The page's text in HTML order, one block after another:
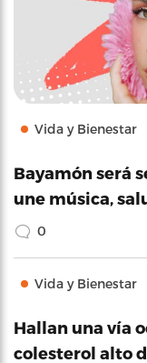
Vida y Bienestar
Bayamón será
une música,
0
Vida y Bienestar
Hallan una vía
colesterol alto